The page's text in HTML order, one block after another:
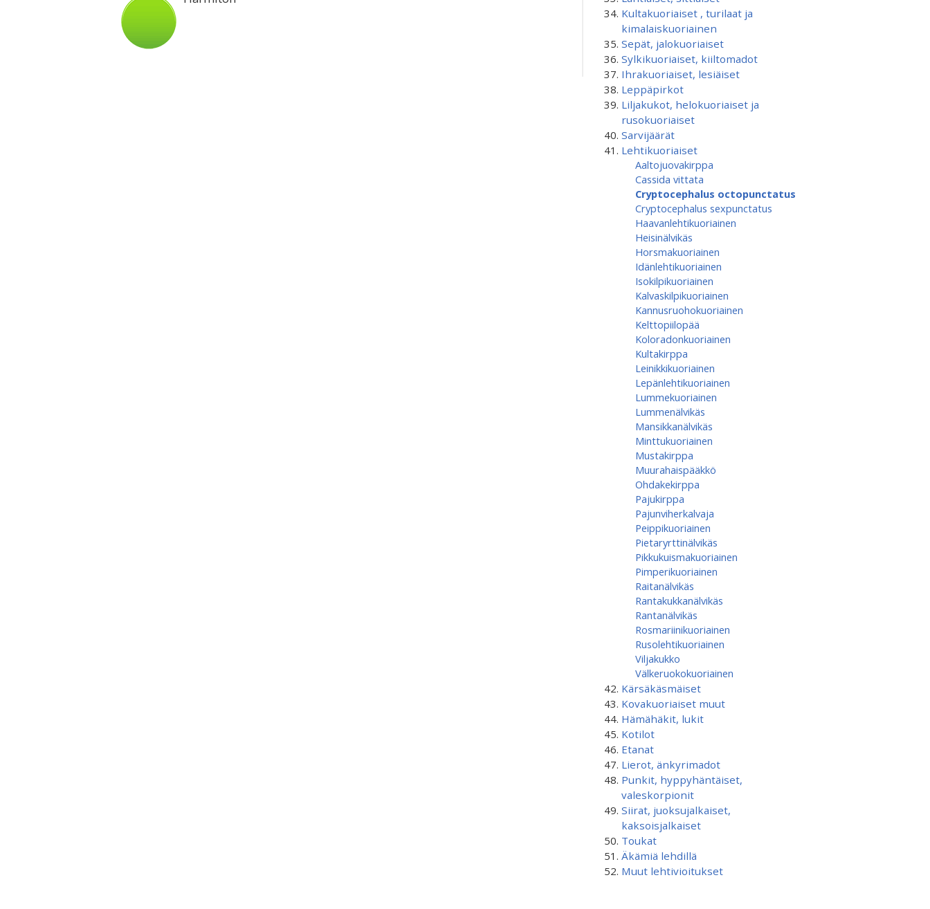
Kultakuoriaiset , turilaat ja
kimalaiskuoriainen
Sepät, jalokuoriaiset
Sylkikuoriaiset, kiiltomadot
Ihrakuoriaiset, lesiäiset
Leppäpirkot
Liljakukot, helokuoriaiset ja
rusokuoriaiset
Sarvijäärät
Lehtikuoriaiset
Aaltojuovakirppa
Cassida vittata
Cryptocephalus octopunctatus
Cryptocephalus sexpunctatus
Haavanlehtikuoriainen
Heisinälvikäs
Horsmakuoriainen
Idänlehtikuoriainen
Isokilpikuoriainen
Kalvaskilpikuoriainen
Kannusruohokuoriainen
Kelttopiilopää
Koloradonkuoriainen
Kultakirppa
Leinikkikuoriainen
Lepänlehtikuoriainen
Lummekuoriainen
Lummenälvikäs
Mansikkanälvikäs
Minttukuoriainen
Mustakirppa
Muurahaispääkkö
Ohdakekirppa
Pajukirppa
Pajunviherkalvaja
Peippikuoriainen
Pietaryrttinälvikäs
Pikkukuismakuoriainen
Pimperikuoriainen
Raitanälvikäs
Rantakukkanälvikäs
Rantanälvikäs
Rosmariinikuoriainen
Rusolehtikuoriainen
Viljakukko
Välkeruokokuoriainen
Kärsäkäsmäiset
Kovakuoriaiset muut
Hämähäkit, lukit
Kotilot
Etanat
Lierot, änkyrimadot
Punkit, hyppyhäntäiset,
valeskorpionit
Siirat, juoksujalkaiset,
kaksoisjalkaiset
Toukat
Äkämiä lehdillä
Muut lehtivioitukset